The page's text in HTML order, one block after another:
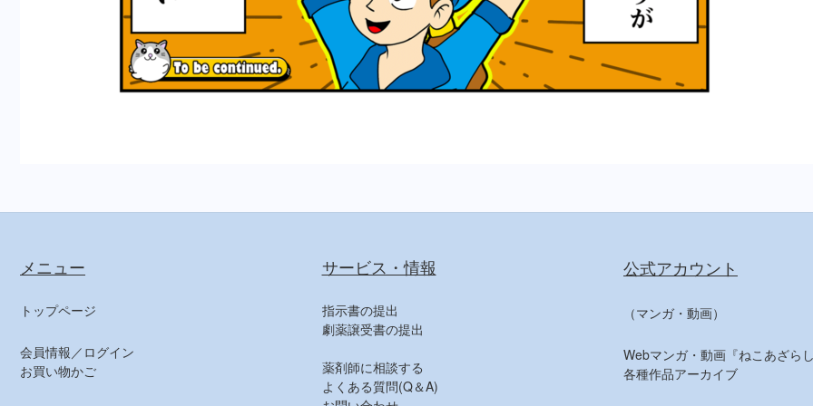
メニュー
トップページ
会員情報／ログイン
お買い物かご
サービス・情報
指示書の提出
劇薬譲受書の提出
薬剤師に相談する
よくある質問(Q＆A)
公式アカウント
（マンガ・動画）
Webマンガ・動画『ねこあざら
各種作品アーカイブ